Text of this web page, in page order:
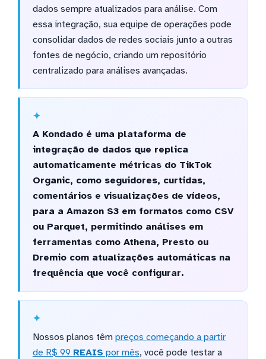
dados sempre atualizados para análise. Com
essa integração, sua equipe de operações pode
consolidar dados de redes sociais junto a outras
fontes de negócio, criando um repositório
centralizado para análises avançadas.
A Kondado é uma plataforma de
integração de dados que replica
automaticamente métricas do TikTok
Organic, como seguidores, curtidas,
comentários e visualizações de vídeos,
para a Amazon S3 em formatos como CSV
ou Parquet, permitindo análises em
ferramentas como Athena, Presto ou
Dremio com atualizações automáticas na
frequência que você configurar.
Nossos planos têm preços começando a partir
de R$ 99 REAIS por mês, você pode testar a